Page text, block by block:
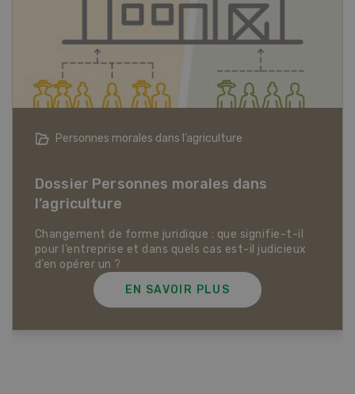
Articles biologiques
Dossier Articles biologiques
EN SAVOIR PLUS